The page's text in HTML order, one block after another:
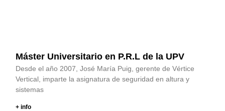
Máster Universitario en P.R.L de la UPV
Desde el año 2007, José María Puig, gerente de Vértice
Vertical, imparte la asignatura de seguridad en altura y
sistemas
+ info